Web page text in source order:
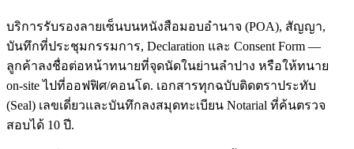
บริการรับรองลายเซ็นบนหนังสือมอบอำนาจ (POA), สัญญา,
บันทึกที่ประชุมกรรมการ, Declaration และ Consent Form —
ลูกค้าลงชื่อต่อหน้าทนายที่จุดนัดในย่านลำปาง หรือให้ทนาย
on-site ไปที่ออฟฟิศ/คอนโด. เอกสารทุกฉบับติดตราประทับ
(Seal) เลขเดี่ยวและบันทึกลงสมุดทะเบียน Notarial ที่ค้นตรวจ
สอบได้ 10 ปี.